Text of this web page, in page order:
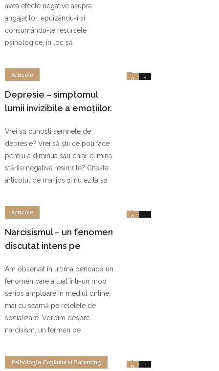
avea efecte negative asupra
angajaților, epuizându-i și
consumându-le resursele
psihologice, în loc să
0 0
Articole
Depresie – simptomul
lumii invizibile a emoțiilor.
și vindecare
Vrei să cunoști semnele de
depresie? Vrei să știi ce poți face
pentru a diminua sau chiar elimina
stările negative resimțite? Citește
articolul de mai jos și nu ezita să
0 0
Articole
Narcisismul – un fenomen
discutat intens pe
nu numai
Am observat în ultima perioadă un
fenomen care a luat într-un mod
serios amploare în mediul online,
mai cu seamă pe rețelele de
socializare. Vorbim despre
narcisism, un termen pe
0 0
Psihologia Copilului si Parenting